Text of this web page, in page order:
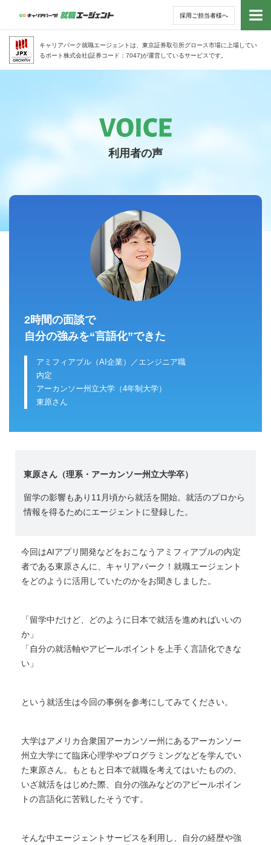
採用ご担当者様へ
キャリアパーク就職エージェントは、東京証券取引所グロース市場に上場してい
るポート株式会社(証券コード：7047)が運営しているサービスです。
トッ
経
無
利用者の声
2時間の面談で
自分の強みを“言語化”できた
アミフィアブル（AI企業）／エンジニア職
内定
アーカンソー州立大学（4年制大学）
東原さん
東原さん （理系・アーカンソー州立大学卒）
留学の影響もあり11月頃から就活を開始。就活のプロから
情報を得るためにエージェントに登録した。
今回はAIアプリ開発などをおこなうアミフィアブルの内定
者である東原さんに、キャリアパーク！就職エージェント
をどのように活用していたのかをお聞きしました。
「留学中だけど、どのように日本で就活を進めればいいの
か」
「自分の就活軸やアピールポイントを上手く言語化できな
い」
という就活生は今回の事例を参考にしてみてください。
大学はアメリカ合衆国アーカンソー州にあるアーカンソー
州立大学にて臨床心理学やプログラミングなどを学んでい
た東原さん。もともと日本で就職を考えてはいたものの、
いざ就活をはじめた際、自分の強みなどのアピールポイン
トの言語化に苦戦したそうです。
そんな中エージェントサービスを利用し、自分の経歴や強